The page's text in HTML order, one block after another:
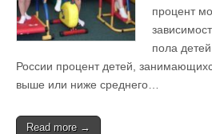
процент
пола
России процент детей,
выше или ниже среднего…
Read more →